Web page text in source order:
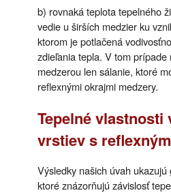
b) rovnaká teplota tepelného
vedie u širších medzier ku
ktorom je potlačená
zdieľania tepla. V tom prípade
medzerou len sálanie, ktoré
reflexnými okrajmi medzery.
Tepelné vlastnosti
vrstiev s
Výsledky našich úvah
ktoré znázorňujú závislosť